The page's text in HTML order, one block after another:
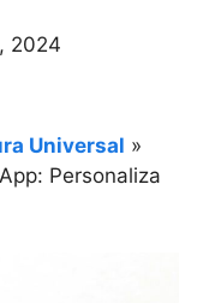
2024
Universal »
Personaliza